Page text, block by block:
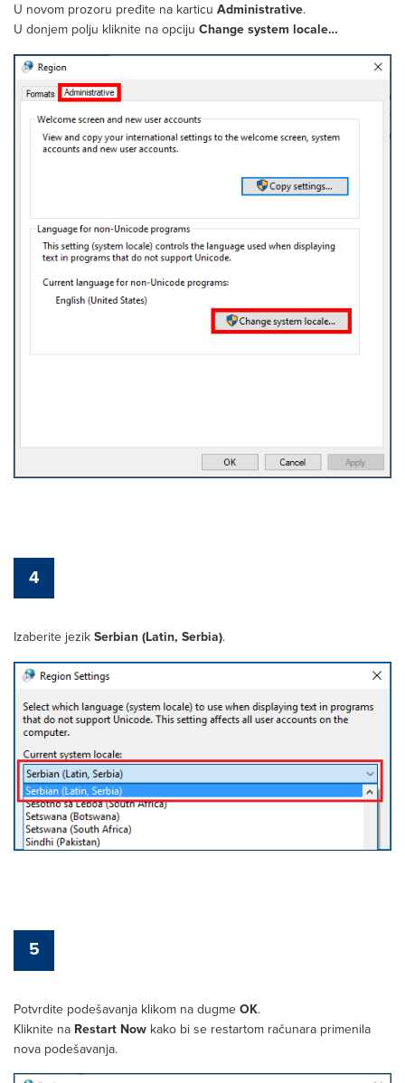
U novom prozoru pređite na karticu Administrative.
U donjem polju kliknite na opciju Change system locale…
4
Izaberite jezik Serbian (Latin, Serbia).
5
Potvrdite podešavanja klikom na dugme OK.
Kliknite na Restart Now kako bi se restartom računara primenila
nova podešavanja.